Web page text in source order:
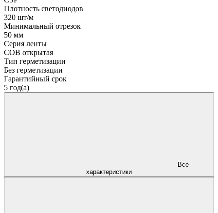
Плотность светодиодов
320 шт/м
Минимальный отрезок
50 мм
Серия ленты
COB открытая
Тип герметизации
Без герметизации
Гарантийный срок
5 год(а)
характеристики